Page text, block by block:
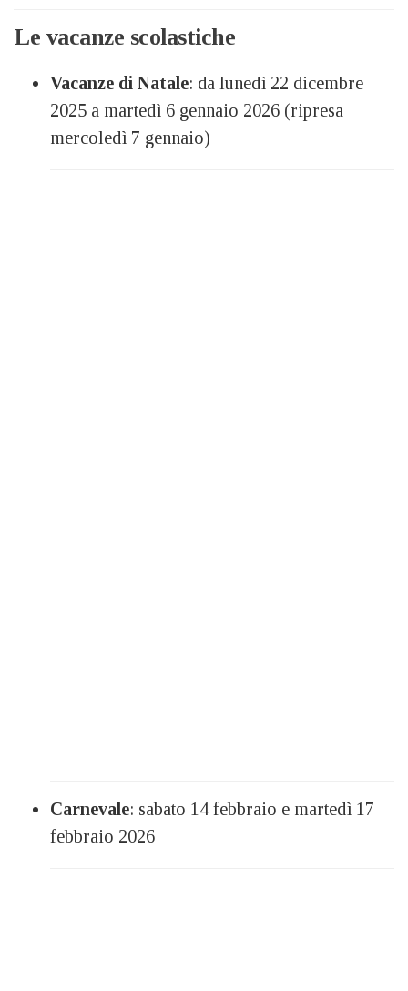
Le vacanze scolastiche
Vacanze di Natale: da lunedì 22 dicembre
2025 a martedì 6 gennaio 2026 (ripresa
mercoledì 7 gennaio)
Carnevale: sabato 14 febbraio e martedì 17
febbraio 2026